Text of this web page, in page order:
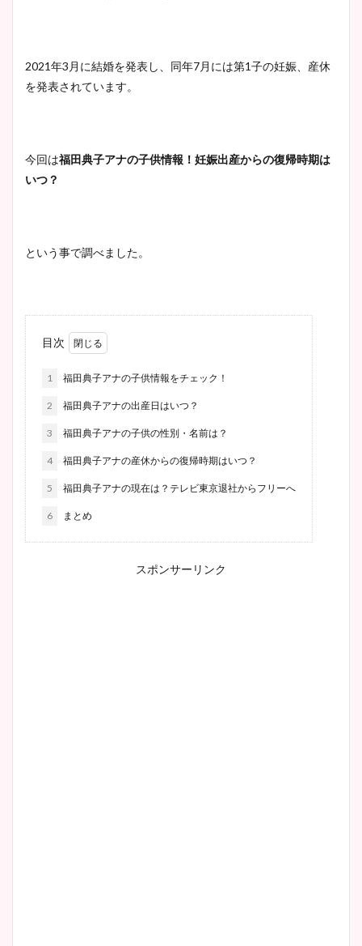
2021年3 月に結婚を発表し、同年7月には第1子の妊娠、産休
を発表されています。
今回は福田典子アナの子供情報！妊娠出産からの復帰時期は
いつ？
という事で調べました。
目次
1 福田典子アナの子供情報をチェック！
2 福田典子アナの出産日はいつ？
3 福田典子アナの子供の性別・名前は？
4 福田典子アナの産休からの復帰時期はいつ？
5 福田典子アナの現在は？テレビ東京退社からフリーへ
6 まとめ
スポンサーリンク